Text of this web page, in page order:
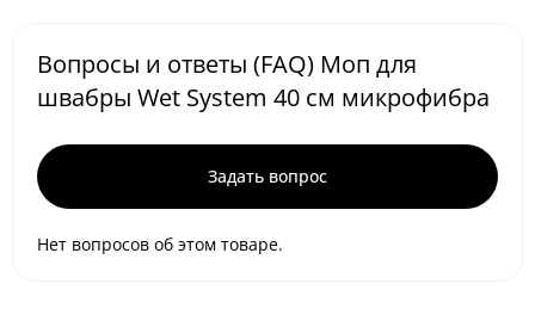
Вопросы и ответы (FAQ) Моп для
швабры Wet System 40 см микрофибра
Задать вопрос
Нет вопросов об этом товаре.